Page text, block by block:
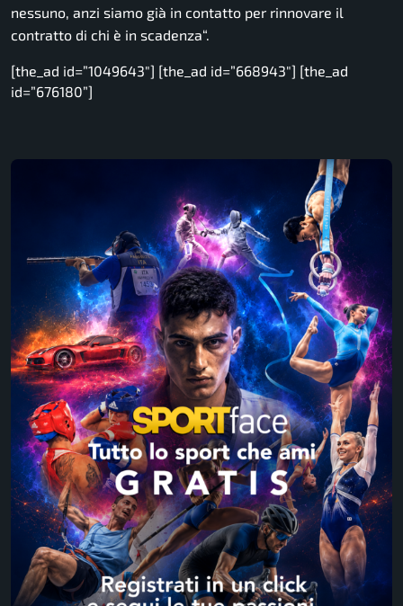
nessuno, anzi siamo già in contatto per rinnovare il
contratto di chi è in scadenza“.
[the_ad id=”1049643″] [the_ad id=”668943″] [the_ad
id=”676180”]